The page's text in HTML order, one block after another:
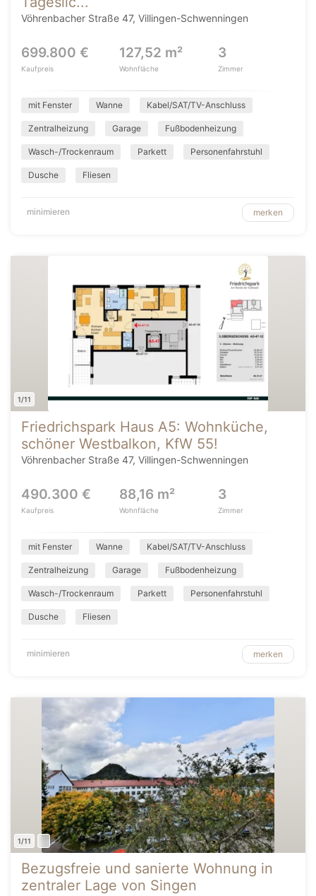
Vöhrenbacher Straße 47, Villingen-Schwenningen
699.800 €
Kaufpreis
127,52 m²
Wohnfläche
3
Zimmer
mit Fenster Wanne Kabel/SAT/TV-Anschluss
Zentralheizung Garage Fußbodenheizung
Wasch-/Trockenraum Parkett Personenfahrstuhl
Dusche Fliesen
minimieren merken
1/11
Friedrichspark Haus A5: Wohnküche,
schöner Westbalkon, KfW 55!
Vöhrenbacher Straße 47, Villingen-Schwenningen
490.300 €
Kaufpreis
88,16 m²
Wohnfläche
3
Zimmer
mit Fenster Wanne Kabel/SAT/TV-Anschluss
Zentralheizung Garage Fußbodenheizung
Wasch-/Trockenraum Parkett Personenfahrstuhl
Dusche Fliesen
minimieren merken
1/11
Bezugsfreie und sanierte Wohnung in
zentraler Lage von Singen